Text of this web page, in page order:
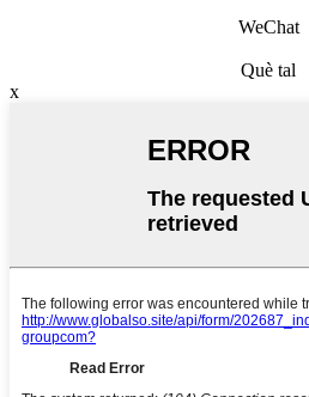
WeChat
Què tal
x